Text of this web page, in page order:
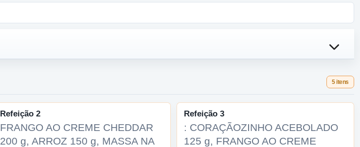
5 itens
Refeição 2
FRANGO AO CREME CHEDDAR
200 g, ARROZ 150 g, MASSA NA
Refeição 3
: CORAÇÃOZINHO ACEBOLADO
125 g, FRANGO AO CREME